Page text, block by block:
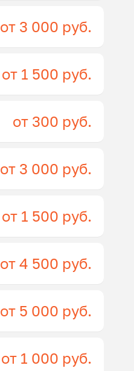
от 3 000 руб.
от 1 500 руб.
от 300 руб.
от 3 000 руб.
от 1 500 руб.
от 4 500 руб.
от 5 000 руб.
от 1 000 руб.